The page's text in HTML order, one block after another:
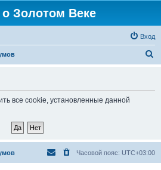
о Золотом Веке
Вход
все cookie, установленные данной
Часовой пояс: UTC+03:00